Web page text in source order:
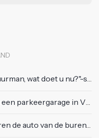
scène uit Flodder met Tatjana Šimić
in Vlissingen binnen
maar doen alsof er niets gebeurd is